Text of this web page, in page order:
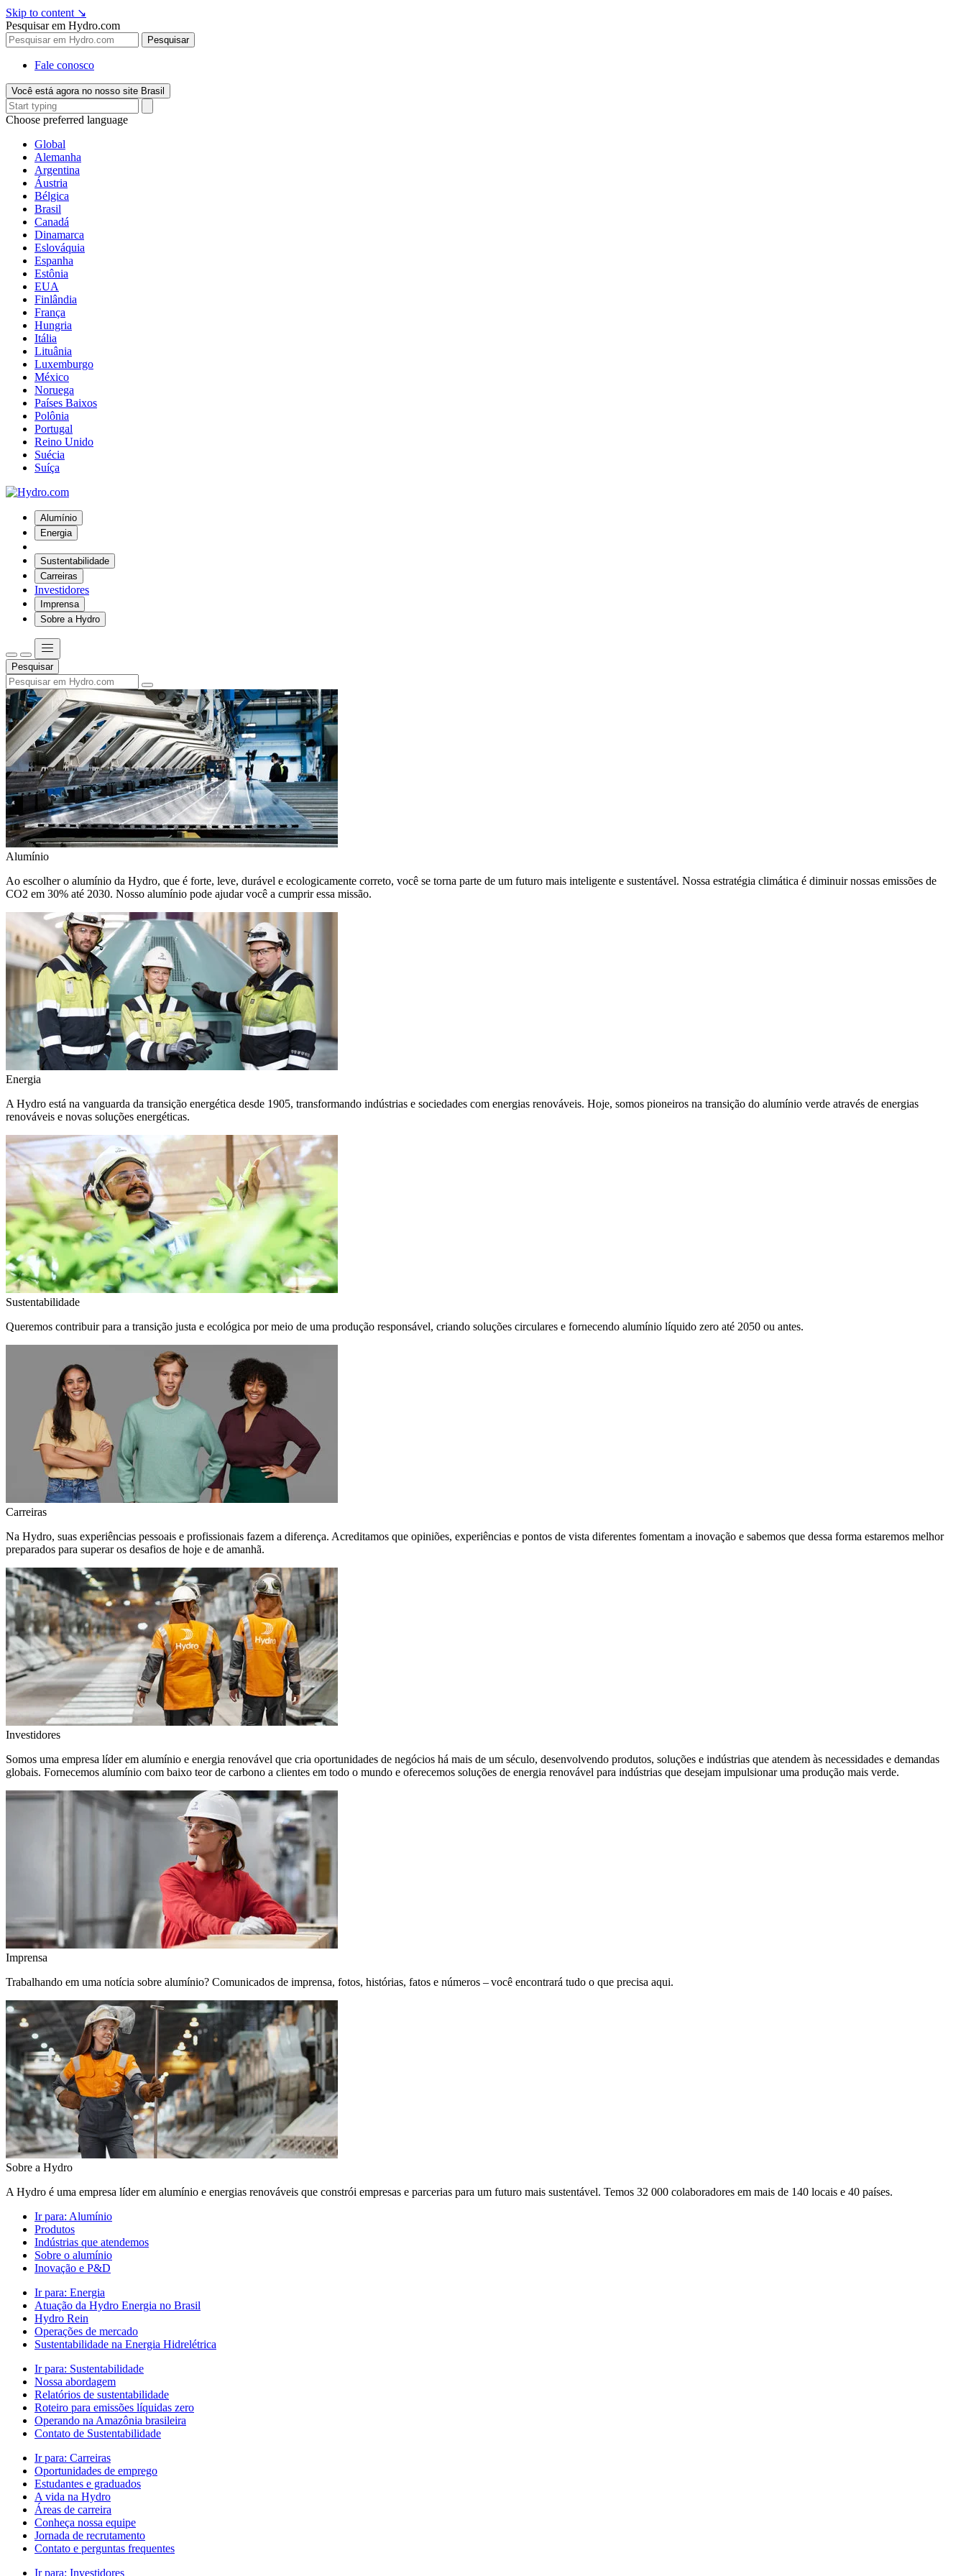
Skip to content ↘
Pesquisar em Hydro.com
Pesquisar
Fale conosco
Você está agora no nosso site Brasil
Choose preferred language
Global
Alemanha
Argentina
Áustria
Bélgica
Brasil
Canadá
Dinamarca
Eslováquia
Espanha
Estônia
EUA
Finlândia
França
Hungria
Itália
Lituânia
Luxemburgo
México
Noruega
Países Baixos
Polônia
Portugal
Reino Unido
Suécia
Suíça
Alumínio
Energia
Sustentabilidade
Carreiras
Investidores
Imprensa
Sobre a Hydro
Pesquisar
Alumínio
Ao escolher o alumínio da Hydro, que é forte, leve, durável e ecologicamente correto, você se torna parte de um futuro mais inteligente e sustentável. Nossa estratégia climática é diminuir nossas emissões de
CO2 em 30% até 2030. Nosso alumínio pode ajudar você a cumprir essa missão.
Energia
A Hydro está na vanguarda da transição energética desde 1905, transformando indústrias e sociedades com energias renováveis. Hoje, somos pioneiros na transição do alumínio verde através de energias
renováveis e novas soluções energéticas.
Sustentabilidade
Queremos contribuir para a transição justa e ecológica por meio de uma produção responsável, criando soluções circulares e fornecendo alumínio líquido zero até 2050 ou antes.
Carreiras
Na Hydro, suas experiências pessoais e profissionais fazem a diferença. Acreditamos que opiniões, experiências e pontos de vista diferentes fomentam a inovação e sabemos que dessa forma estaremos melhor
preparados para superar os desafios de hoje e de amanhã.
Investidores
Somos uma empresa líder em alumínio e energia renovável que cria oportunidades de negócios há mais de um século, desenvolvendo produtos, soluções e indústrias que atendem às necessidades e demandas
globais. Fornecemos alumínio com baixo teor de carbono a clientes em todo o mundo e oferecemos soluções de energia renovável para indústrias que desejam impulsionar uma produção mais verde.
Imprensa
Trabalhando em uma notícia sobre alumínio? Comunicados de imprensa, fotos, histórias, fatos e números – você encontrará tudo o que precisa aqui.
Sobre a Hydro
A Hydro é uma empresa líder em alumínio e energias renováveis que constrói empresas e parcerias para um futuro mais sustentável. Temos 32 000 colaboradores em mais de 140 locais e 40 países.
Ir para: Alumínio
Produtos
Indústrias que atendemos
Sobre o alumínio
Inovação e P&D
Ir para: Energia
Atuação da Hydro Energia no Brasil
Hydro Rein
Operações de mercado
Sustentabilidade na Energia Hidrelétrica
Ir para: Sustentabilidade
Nossa abordagem
Relatórios de sustentabilidade
Roteiro para emissões líquidas zero
Operando na Amazônia brasileira
Contato de Sustentabilidade
Ir para: Carreiras
Oportunidades de emprego
Estudantes e graduados
A vida na Hydro
Áreas de carreira
Conheça nossa equipe
Jornada de recrutamento
Contato e perguntas frequentes
Ir para: Investidores